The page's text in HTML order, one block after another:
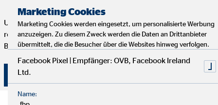
Um deine Finanzplanung aktuell zu halten, bieten wir
regelmäßige Servicegespräche an. Vertrauen und persönliche
Betreuung stehen bei uns an erster Stelle.
Überzeuge dich selbst von unserer Beratung!
Marketing Cookies
Marketing Cookies werden eingesetzt, um personalisierte Werbung
anzuzeigen. Zu diesem Zweck werden die Daten an Drittanbieter
übermittelt, die die Besucher über die Websites hinweg verfolgen.
Facebook Pixel | Empfänger: OVB, Facebook Ireland
Ltd.
Name: